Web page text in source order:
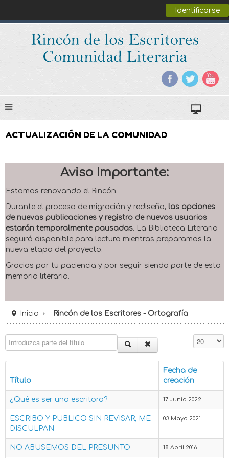
Identificarse
ACTUALIZACIÓN DE LA COMUNIDAD
Aviso Importante:
Estamos renovando el Rincón.
Durante el proceso de migración y rediseño, las opciones
de nuevas publicaciones y registro de nuevos usuarios
estarán temporalmente pausadas. La Biblioteca Literaria
seguirá disponible para lectura mientras preparamos la
nueva etapa del proyecto.
Gracias por tu paciencia y por seguir siendo parte de esta
memoria literaria.
Inicio Rincón de los Escritores - Ortografía
Introduzca parte del título
Título
Fecha de
creación
¿Qué es ser una escritora? 17 Junio 2022
ESCRIBO Y PUBLICO SIN REVISAR, ME
DISCULPAN
03 Mayo 2021
NO ABUSEMOS DEL PRESUNTO 18 Abril 2016